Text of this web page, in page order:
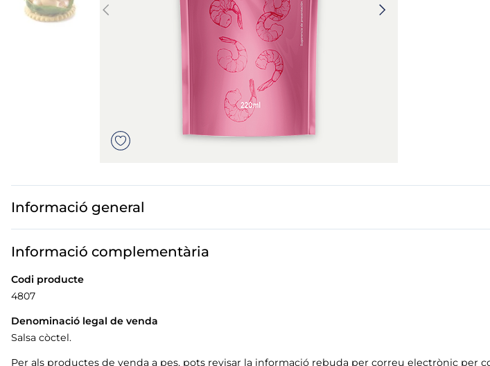
Informació general
Informació complementària
Codi producte
4807
Denominació legal de venda
Salsa còctel.